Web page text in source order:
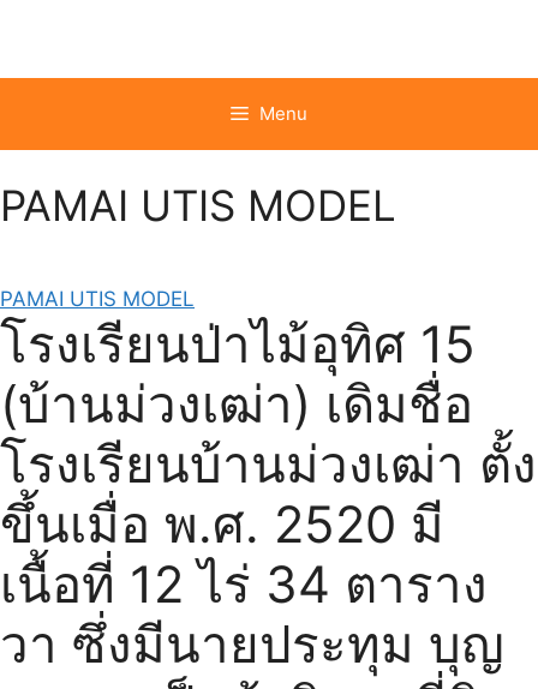
content
Menu
PAMAI UTIS MODEL
PAMAI UTIS MODEL
โรงเรียนป่าไม้อุทิศ 15
(บ้านม่วงเฒ่า) เดิมชื่อ
โรงเรียนบ้านม่วงเฒ่า ตั้ง
ขึ้นเมื่อ พ.ศ. 2520 มี
เนื้อที่ 12 ไร่ 34 ตาราง
วา ซึ่งมีนายประทุม บุญ